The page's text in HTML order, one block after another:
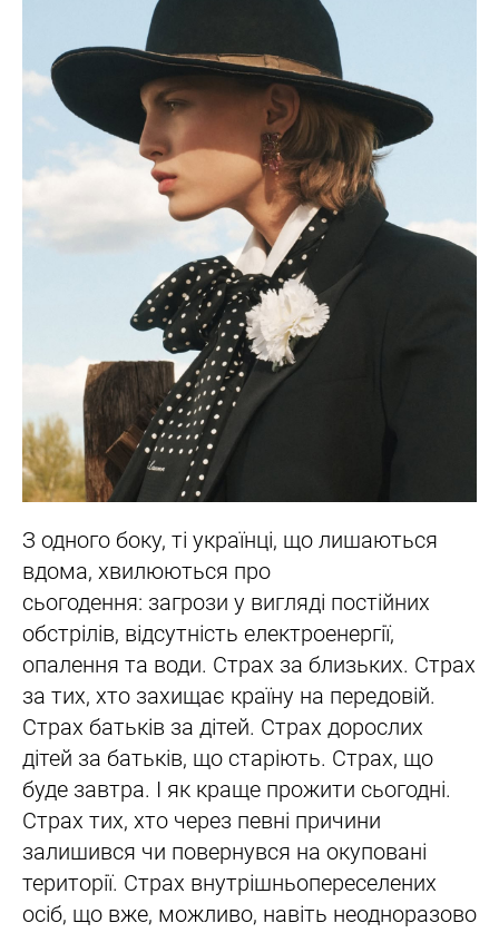
З одного боку, ті українці, що лишаються
вдома, хвилюються про
сьогодення: загрози у вигляді постійних
обстрілів, відсутність електроенергії,
опалення та води. Страх за близьких. Страх
за тих, хто захищає країну на передовій.
Страх батьків за дітей. Страх дорослих
дітей за батьків, що старіють. Страх, що
буде завтра. І як краще прожити сьогодні.
Страх тих, хто через певні причини
залишився чи повернувся на окуповані
території. Страх внутрішньопереселених
осіб, що вже, можливо, навіть неодноразово